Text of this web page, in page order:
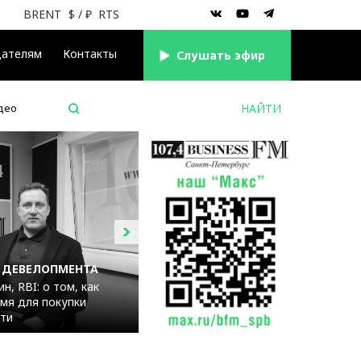
Контакты Cлушать эфир
BRENT $ / ₽ RTS
ДЕВЕЛОПМЕНТА
RBI: о том, как
для покупки